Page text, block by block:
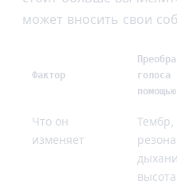
может вносить свои
Фактор
голоса
Что он
изменяет
Тембр,